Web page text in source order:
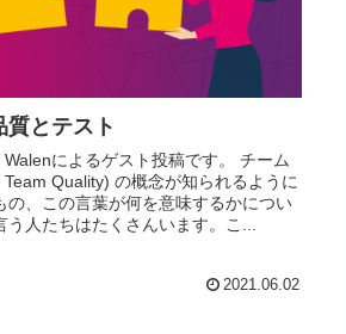
質とテスト
によるゲスト投稿です。 チーム
Quality) の概念が知られるように
の、この言葉が何を意味するかについ
人たちはたくさんいます。こ...
2021.06.02